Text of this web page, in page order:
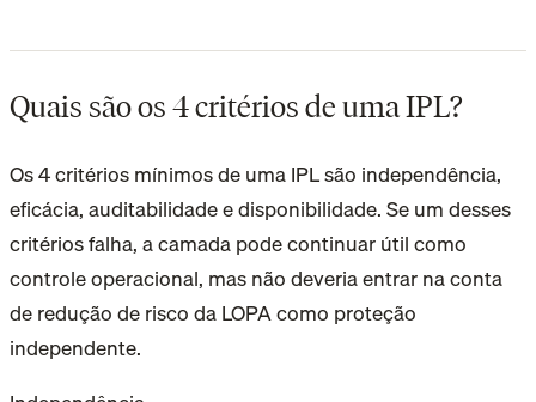
Quais são os 4 critérios de uma IPL?
Os 4 critérios mínimos de uma IPL são independência,
eficácia, auditabilidade e disponibilidade. Se um desses
critérios falha, a camada pode continuar útil como
controle operacional, mas não deveria entrar na conta
de redução de risco da LOPA como proteção
independente.